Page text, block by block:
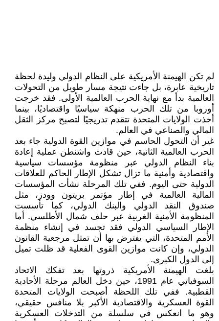
لم تكن الهيمنة الأمريكية على النظام الدولي وليدة لحظة
تاريخية عابرة، بل جاءت نتيجة مسار طويل من التحولات
العالمية بدأ مع نهاية الحرب العالمية الأولى. فقد خرجت
أوروبا من تلك الحرب منهكة سياسيًا واقتصاديًا، بينما
أخذت الولايات المتحدة تتقدم تدريجيًا لتصبح مركز الثقل
المالي والصناعي في العالم.
غير أن التحول الحاسم في موازين القوة الدولية جاء بعد
الحرب العالمية الثانية، حين قادت واشنطن عملية إعادة
بناء النظام الدولي عبر منظومة مؤسسات سياسية
واقتصادية وأمنية ما تزال تشكل الإطار الحاكم للعلاقات
الدولية حتى اليوم. ففي تلك المرحلة نشأت المؤسسات
المالية العالمية في إطار مؤتمر بريتون وودز، مثل
صندوق النقد الدولي والبنك الدولي، كما تأسست
المنظومة الأمنية الغربية عبر حلف شمال الأطلسي. أما
الإطار السياسي الدولي فقد تجسد في إنشاء منظمة
الأمم المتحدة، التي يفترض بها أن تمثل مرجعية القانون
الدولي، وإن كانت موازين القوى الفعلية قد ظلت تميل
إلى الدول الكبرى.
بلغت الهيمنة الأمريكية ذروتها بعد تفكك الاتحاد
السوفياتي عام 1991، حين دخل العالم مرحلة الأحادية
القطبية. ففي تلك اللحظة أصبحت الولايات المتحدة
القوة العسكرية والاقتصادية الأكبر بلا منافس حقيقي،
وهو ما انعكس في سلسلة من التدخلات العسكرية